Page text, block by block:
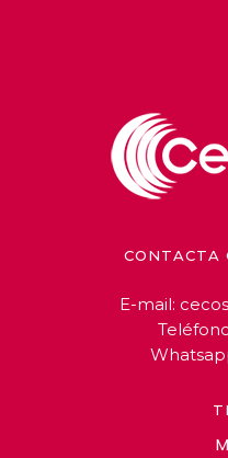
CONTACTA
E-mail: